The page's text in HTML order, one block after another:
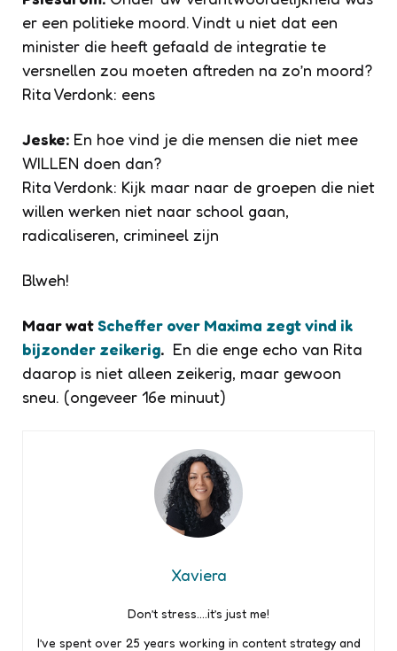
er een politieke moord. Vindt u niet dat een
minister die heeft gefaald de integratie te
versnellen zou moeten aftreden na zo’n moord?
Rita Verdonk: eens
Jeske: En hoe vind je die mensen die niet mee
WILLEN doen dan?
Rita Verdonk: Kijk maar naar de groepen die niet
willen werken niet naar school gaan,
radicaliseren, crimineel zijn
Blweh!
Maar wat Scheffer over Maxima zegt vind ik
bijzonder zeikerig. En die enge echo van Rita
daarop is niet alleen zeikerig, maar gewoon
sneu. (ongeveer 16e minuut)
Xaviera
Don’t stress….it’s just me!
I’ve spent over 25 years working in content strategy and